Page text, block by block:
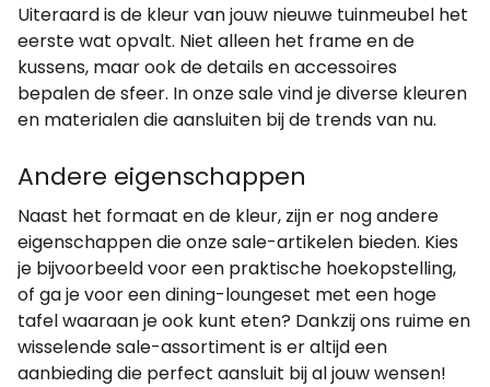
Uiteraard is de kleur van jouw nieuwe tuinmeubel het
eerste wat opvalt. Niet alleen het frame en de
kussens, maar ook de details en accessoires
bepalen de sfeer. In onze sale vind je diverse kleuren
en materialen die aansluiten bij de trends van nu.
Andere eigenschappen
Naast het formaat en de kleur, zijn er nog andere
eigenschappen die onze sale-artikelen bieden. Kies
je bijvoorbeeld voor een praktische hoekopstelling,
of ga je voor een dining-loungeset met een hoge
tafel waaraan je ook kunt eten? Dankzij ons ruime en
wisselende sale-assortiment is er altijd een
aanbieding die perfect aansluit bij al jouw wensen!